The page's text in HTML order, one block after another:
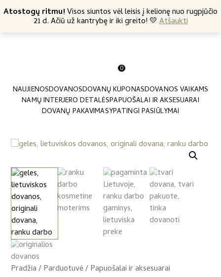
Atostogų ritmu!Visos siuntos vėl leisis į kelionę nuo rugpjūčio
21 d. Ačiū už kantrybę ir iki greito! 💛Atšaukti
Nemokamas siuntimas nuo 45 Eur +370 682 57369
0
NAUJIENOSDOVANOSDOVANŲ KUPONASDOVANOS VAIKAMS
NAMŲ INTERJERO DETALĖSPAPUOŠALAI IR AKSESUARAI
DOVANŲ PAKAVIMASYPATINGI PASIŪLYMAI
Pradžia/Parduotuvė/Papuošalai ir aksesuarai
/